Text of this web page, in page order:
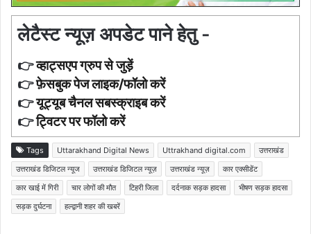
लेटैस्ट न्यूज़ अपडेट पाने हेतु -
👉व्हाट्सएप ग्रुप से जुड़ें
👉फ़ेसबुक पेज लाइक/फॉलो करें
👉यूट्यूब चैनल सबस्क्राइब करें
👉ट्विटर पर फॉलो करें
Tags Uttarakhand Digital News Uttrakhand digital.com
उत्तराखंड
उत्तराखंड डिजिटल न्यूज
उत्तराखंड डिजिटल न्यूज़ उत्तराखंड न्यूज़
कार एक्सीडेंट
कार खाई में गिरी
चार लोगों की मौत टिहरी जिला दर्दनाक सड़क हादसा
भीषण सड़क हादसा
सड़क दुर्घटना
हल्द्वानी शहर की खबरें